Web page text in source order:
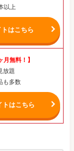
以上
はこちら
月無料！】
放題
も多数
トはこちら